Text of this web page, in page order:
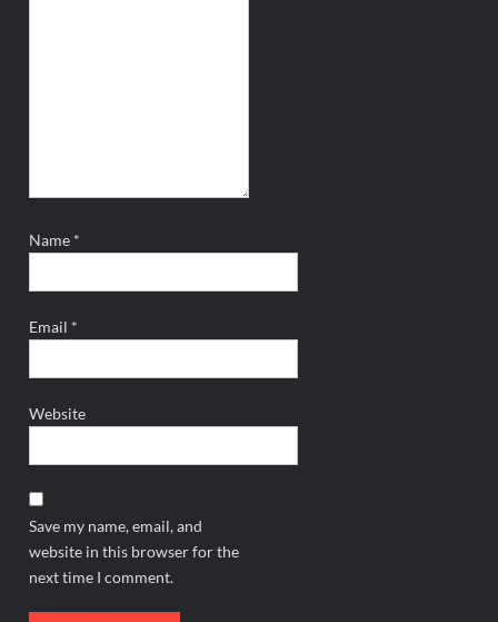
Name *
Email *
Website
Save my name, email, and
website in this browser for the
next time I comment.